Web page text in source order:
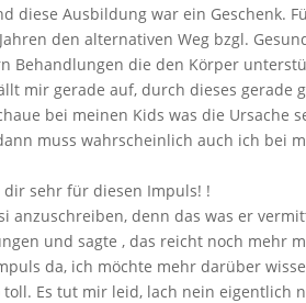
diese Ausbildung war ein Geschenk.
den alternativen Weg bzgl.
Behandlungen die den Körper
mir gerade auf, durch dieses gerade
bei meinen Kids was die Ursache
muss wahrscheinlich auch ich bei
dir sehr für diesen Impuls! !
anzuschreiben, denn das was er
und sagte , das reicht noch mehr
da, ich möchte mehr darüber
toll. Es tut mir leid, lach nein eigentlich